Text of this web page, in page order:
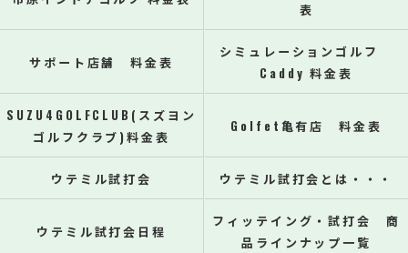
表
サポート店舗 料金表
シミュレーションゴルフ
Caddy 料金表
SUZU4GOLFCLUB(スズヨン
ゴルフクラブ)料金表
Golfet亀有店 料金表
ウテミル試打会 ウテミル試打会とは・・・
ウテミル試打会日程
フィッテイング・試打会 商
品ラインナップ一覧